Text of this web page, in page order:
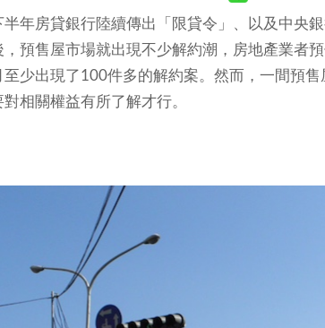
半年房貸銀行陸續傳出「限貸令」、以及中央
，預售屋市場就出現不少解約潮，房地產業者
至少出現了100件多的解約案。然而，一間預
相關權益有所了解才行。